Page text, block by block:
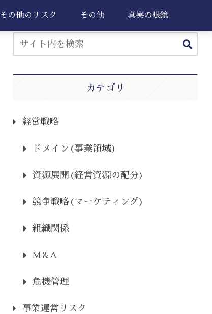
その他のリスク その他 真実の眼鏡
カテゴリ
経営戦略
ドメイン(事業領域)
資源展開(経営資源の配分)
競争戦略(マーケティング)
組織関係
M&A
危機管理
事業運営リスク